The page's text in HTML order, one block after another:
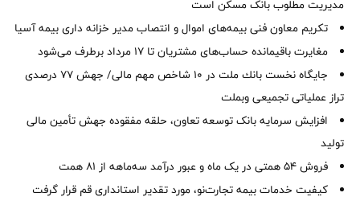
مدیریت مطلوب بانک مسکن است
تکریم معاون فنی بیمه‌های اموال و انتصاب مدیر خزانه داری بیمه آسیا
مغایرت‌ باقیمانده حساب‌های مشتریان تا ۱۷ مرداد برطرف می‌شود
جایگاه نخست بانك ملت در 10 شاخص مهم مالی/ جهش 77 درصدی
تراز عملیاتی تجمیعی وبملت
افزایش سرمایه بانک توسعه تعاون، حلقه مفقوده جهش تأمین مالی
تولید
فروش 54 همتی در یک ماه و عبور درآمد سه‌ماهه از 81 همت
کیفیت خدمات بیمه تجارت‌نو، مورد تقدیر استانداری قم قرار گرفت